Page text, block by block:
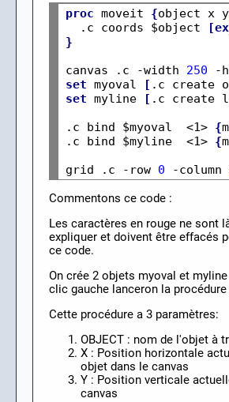
proc moveit {object x y
  .c coords $object
}
canvas .c -width 250 -
set myoval [ .c create
set myline [ .c create
.c bind $myoval
<1> {
.c bind $myline
<1> {
grid .c -row 0 -column
Commentons ce code :
Les caractères en rouge ne sont
expliquer et doivent être effacés
ce code.
On crée 2 objets myoval et
clic gauche lanceron la
Cette procédure a 3 paramètres:
OBJECT : nom de l'objet à
X : Position horizontale
objet dans le canvas
Y : Position verticale
canvas